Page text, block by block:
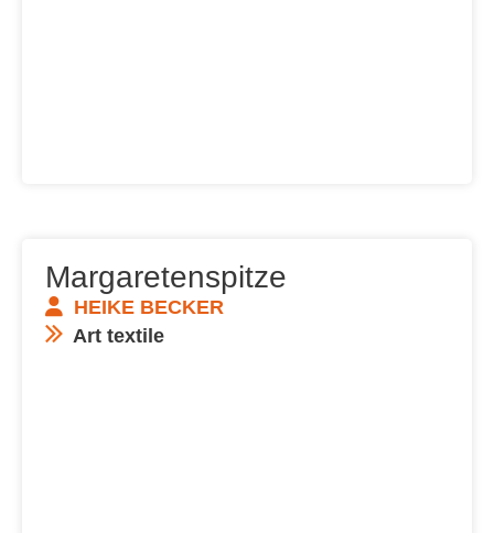
Margaretenspitze
HEIKE BECKER
Art textile